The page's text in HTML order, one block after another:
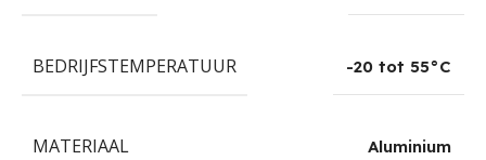
BEDRIJFSTEMPERATUUR -20 tot 55°C
MATERIAAL Aluminium